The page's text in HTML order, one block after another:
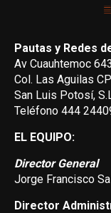
Pautas y Redes
Av Cuauhtemoc
Col. Las Aguilas
San Luis Potosí,
Teléfono 444
EL EQUIPO:
Director General
Jorge Francisco
Director